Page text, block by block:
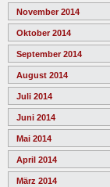
November 2014
Oktober 2014
September 2014
August 2014
Juli 2014
Juni 2014
Mai 2014
April 2014
März 2014